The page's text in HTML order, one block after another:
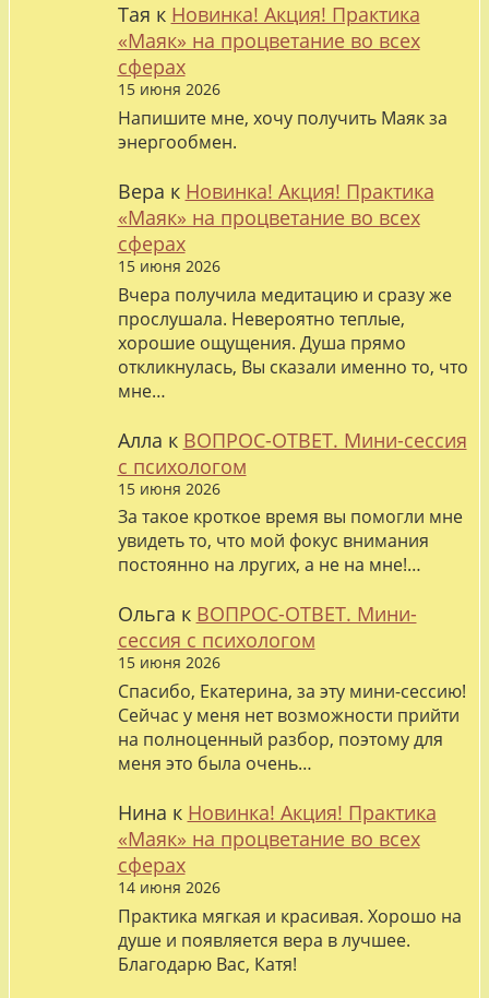
Тая к Новинка! Акция! Практика
«Маяк» на процветание во всех
сферах
15 июня 2026
Напишите мне, хочу получить Маяк за
энергообмен.
Вера к Новинка! Акция! Практика
«Маяк» на процветание во всех
сферах
15 июня 2026
Вчера получила медитацию и сразу же
прослушала. Невероятно теплые,
хорошие ощущения. Душа прямо
откликнулась, Вы сказали именно то, что
мне…
Алла к ВОПРОС-ОТВЕТ. Мини-сессия
с психологом
15 июня 2026
За такое кроткое время вы помогли мне
увидеть то, что мой фокус внимания
постоянно на лругих, а не на мне!…
Ольга к ВОПРОС-ОТВЕТ. Мини-
сессия с психологом
15 июня 2026
Спасибо, Екатерина, за эту мини-сессию!
Сейчас у меня нет возможности прийти
на полноценный разбор, поэтому для
меня это была очень…
Нина к Новинка! Акция! Практика
«Маяк» на процветание во всех
сферах
14 июня 2026
Практика мягкая и красивая. Хорошо на
душе и появляется вера в лучшее.
Благодарю Вас, Катя!